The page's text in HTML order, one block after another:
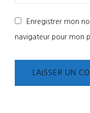
Enregistrer mon
navigateur pour mon